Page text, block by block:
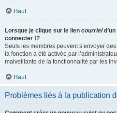
Haut
Lorsque je clique sur le lien courriel
connecter !?
Seuls les membres peuvent s’envoyer
la fonction a été activée par
malveillante de la fonctionnalité par les
Haut
Problèmes liés à la publication